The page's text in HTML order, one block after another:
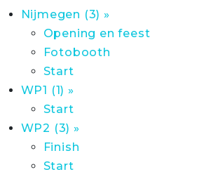
Nijmegen (3) »
Opening en feest
Fotobooth
Start
WP1 (1) »
Start
WP2 (3) »
Finish
Start